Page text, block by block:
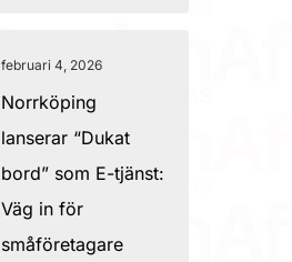
februari 4, 2026
Norrköping
lanserar “Dukat
bord” som E-tjänst:
Väg in för
småföretagare